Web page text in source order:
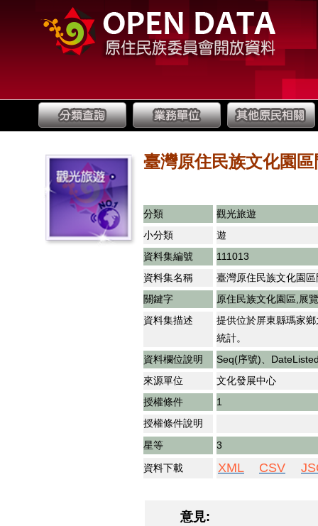
臺灣原住民族文化園
分類
觀光旅遊
小分類
遊
資料集編號
111013
資料集名稱
臺灣原住民族文化園
關鍵字
原住民族文化園區,展
資料集描述
提供位於屏東縣瑪家
統計。
資料欄位說明
Seq(序號)、
來源單位
文化發展中心
授權條件
1
授權條件說明
星等
3
資料下載
XML CSV
意見: